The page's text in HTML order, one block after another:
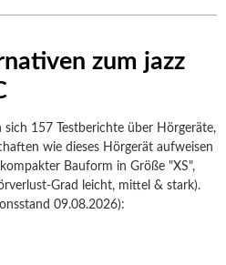
zum jazz
sich 157 Testberichte über Hörgeräte,
wie dieses Hörgerät aufweisen
Bauform in Größe "XS",
Grad leicht, mittel & stark).
09.08.2026):